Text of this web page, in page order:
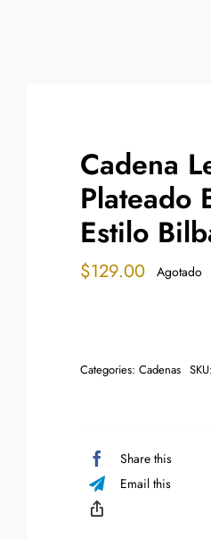
Cadena
Plateado
Estilo
$129.00 Agotado
Categories: Cadenas SKU:
Share this
Email this